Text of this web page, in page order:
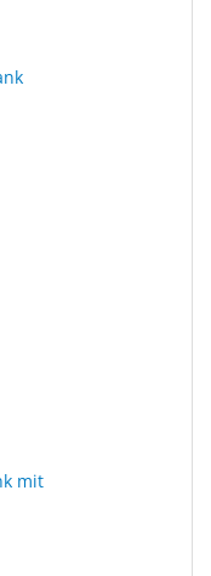
extra schlank
mit Rahmen